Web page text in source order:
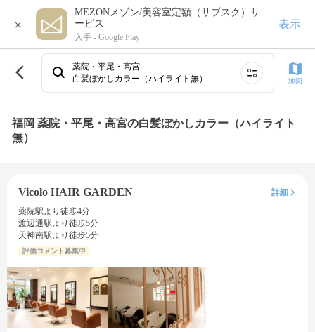
×
MEZONメゾン/美容室定額（サブスク）サ
ービス
入手 - Google Play
表示
薬院・平尾・高宮
白髪ぼかしカラー（ハイライト無）
地図
福岡 薬院・平尾・高宮の白髪ぼかしカラー（ハイライト
無）
Vicolo HAIR GARDEN
詳細
薬院駅より徒歩4分
渡辺通駅より徒歩5分
天神南駅より徒歩5分
評価コメント募集中